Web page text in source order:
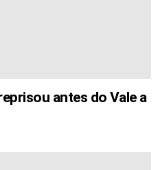
antes do Vale a